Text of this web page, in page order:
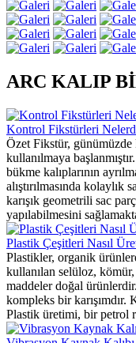
ARC KALIP
Kontrol Fikstürleri
Özet Fikstür, günümüzde
kullanılmaya
bükme kalıplarının
alıştırılmasında kolaylık
karışık geometrili sac
yapılabilmesini
Plastik Çeşitleri Nasıl
Plastikler, organik
kullanılan selüloz,
maddeler doğal
kompleks bir karışımdır.
Plastik üretimi, bir petrol